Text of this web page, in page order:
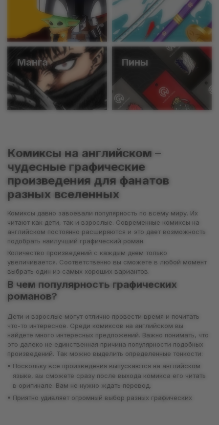
Манга Пины
Комиксы на английском –
чудесные графические
произведения для фанатов
разных вселенных
Комиксы давно завоевали популярность по всему миру. Их
читают как дети, так и взрослые. Современные комиксы на
английском постоянно расширяются и это дает возможность
подобрать наилучший графический роман.
Количество произведений с каждым днем только
увеличивается. Соответственно вы сможете в любой момент
выбрать один из самых хороших вариантов.
В чем популярность графических
романов?
Дети и взрослые могут отлично провести время и почитать
что-то интересное. Среди комиксов на английском вы
найдете много интересных предложений. Важно понимать, что
это далеко не единственная причина популярности подобных
произведений. Так можно выделить определенные тонкости:
Поскольку все произведения выпускаются на английском
языке, вы сможете сразу после выхода комикса его читать
в оригинале. Вам не нужно ждать перевод.
Приятно удивляет огромный выбор разных графических